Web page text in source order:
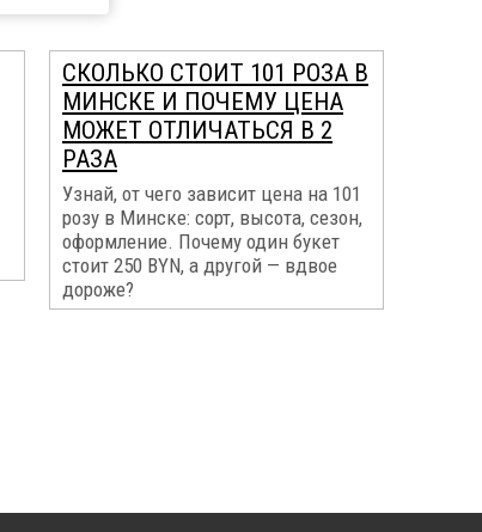
СКОЛЬКО СТОИТ 101 РОЗА В
МИНСКЕ И ПОЧЕМУ ЦЕНА
МОЖЕТ ОТЛИЧАТЬСЯ В 2
РАЗА
Узнай, от чего зависит цена на 101
розу в Минске: сорт, высота, сезон,
оформление. Почему один букет
стоит 250 BYN, а другой — вдвое
дороже?